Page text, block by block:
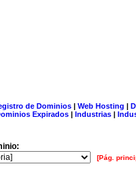
de Dominios| Web Hosting |
Expirados | Industrias |
[Pág.